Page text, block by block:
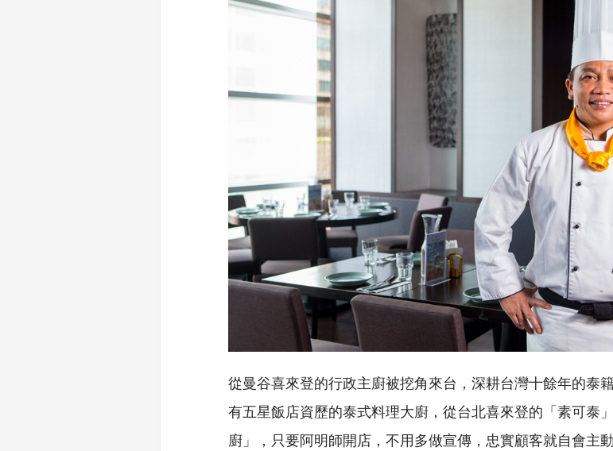
從曼谷喜來登的行政主廚被挖角來台，深耕台灣十餘年的泰
有五星飯店資歷的泰式料理大廚，從台北喜來登的「素可泰
廚」，只要阿明師開店，不用多做宣傳，忠實顧客就自會主動